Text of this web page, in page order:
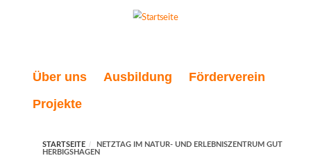
Über uns Ausbildung
Förderverein
Projekte
STARTSEITE
NETZTAG IM NATUR- UND ERLEBNISZENTRUM GUT
HERBIGSHAGEN